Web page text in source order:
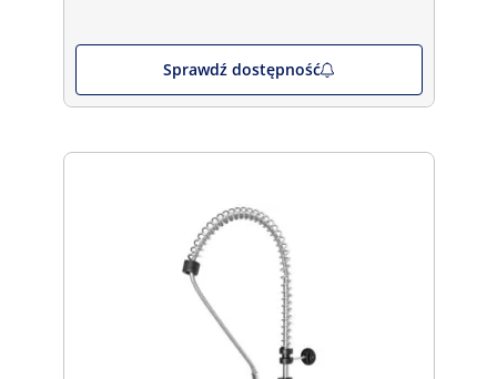
Sprawdź dostępność